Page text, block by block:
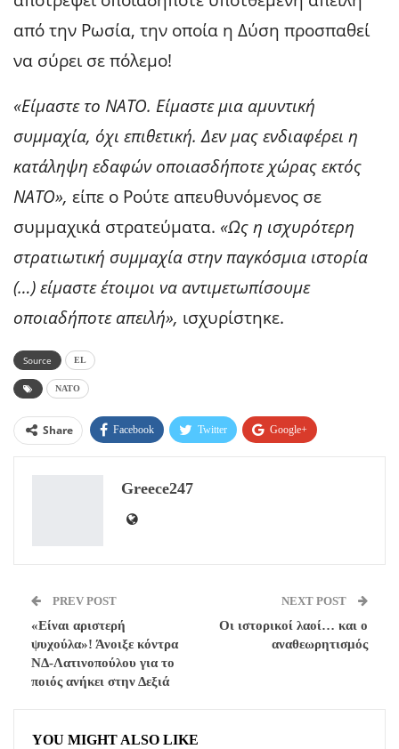
από την Ρωσία, την οποία η Δύση προσπαθεί
να σύρει σε πόλεμο!
«Είμαστε το ΝΑΤΟ. Είμαστε μια αμυντική
συμμαχία, όχι επιθετική. Δεν μας ενδιαφέρει η
κατάληψη εδαφών οποιασδήποτε χώρας εκτός
ΝΑΤΟ», είπε ο Ρούτε απευθυνόμενος σε
συμμαχικά στρατεύματα. «Ως η ισχυρότερη
στρατιωτική συμμαχία στην παγκόσμια ιστορία
(…) είμαστε έτοιμοι να αντιμετωπίσουμε
οποιαδήποτε απειλή», ισχυρίστηκε.
Source EL
ΝΑΤΟ
Share Facebook Twitter Google+
Greece247
PREV POST
«Είναι αριστερή
ψυχούλα»! Άνοιξε κόντρα
ΝΔ-Λατινοπούλου για το
ποιός ανήκει στην Δεξιά
NEXT POST
Οι ιστορικοί λαοί… και ο
αναθεωρητισμός
YOU MIGHT ALSO LIKE